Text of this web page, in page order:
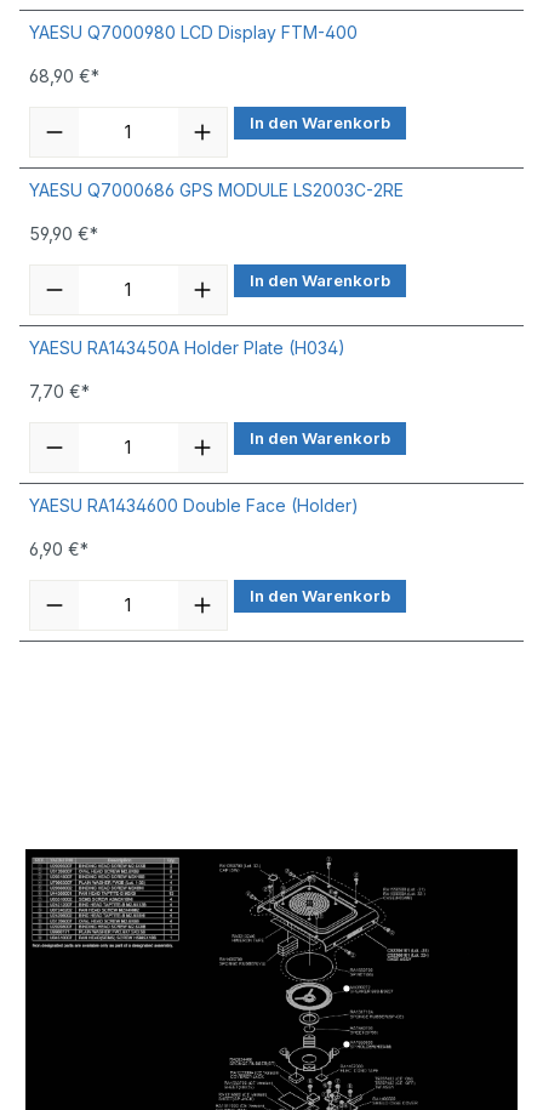
YAESU Q7000980 LCD Display FTM-400
68,90 €*
In den Warenkorb
YAESU Q7000686 GPS MODULE LS2003C-2RE
59,90 €*
In den Warenkorb
YAESU RA143450A Holder Plate (H034)
7,70 €*
In den Warenkorb
YAESU RA1434600 Double Face (Holder)
6,90 €*
In den Warenkorb